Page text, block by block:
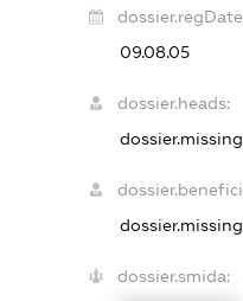
09.08.05
dossier.heads:
dossier.smida: